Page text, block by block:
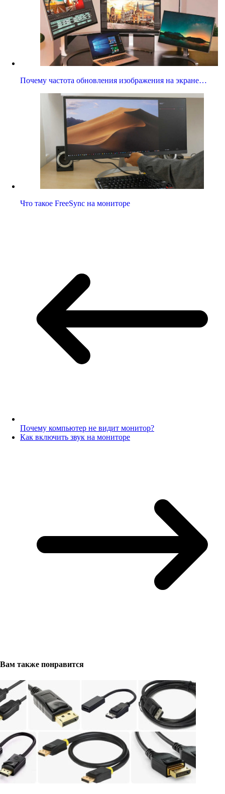
Почему частота обновления изображения на экране…
Что такое FreeSync на мониторе
Почему компьютер не видит монитор?
Как включить звук на мониторе
Вам также понравится